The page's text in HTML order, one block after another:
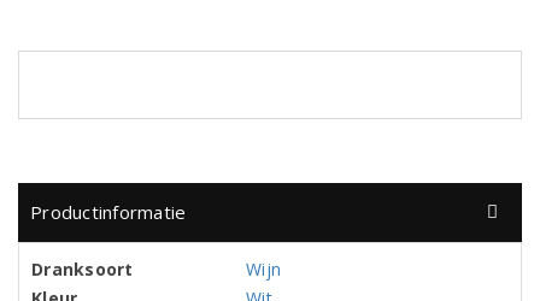
Productinformatie
Dranksoort
Wijn